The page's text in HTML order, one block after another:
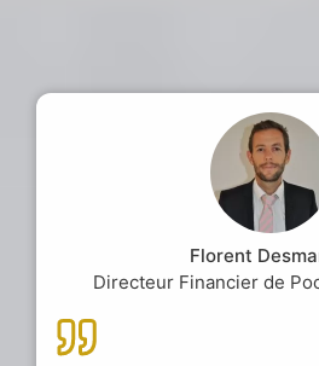
Florent
Directeur Financier de